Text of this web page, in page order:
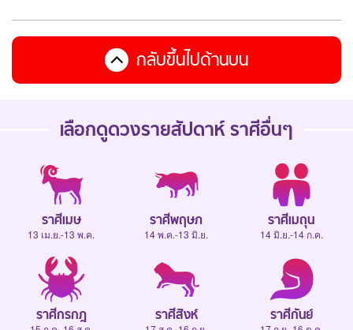
กลับขึ้นไปด้านบน
เลือกดูดวงรายสัปดาห์ ราศีอื่นๆ
ราศีเมษ
13 เม.ย.-13 พ.ค.
ราศีพฤษภ
14 พ.ค.-13 มิ.ย.
ราศีเมถุน
14 มิ.ย.-14 ก.ค.
ราศีกรกฎ ราศีสิงห์ ราศีกันย์